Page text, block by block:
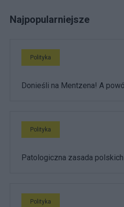
Najpopularniejsze
Polityka
Donieśli na Mentzena! A
Polityka
Patologiczna zasada
Polityka